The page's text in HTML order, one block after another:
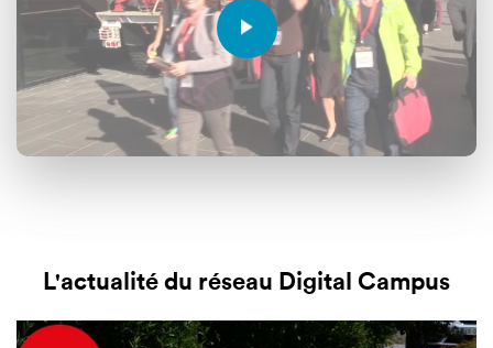
L'actualité du réseau Digital Campus